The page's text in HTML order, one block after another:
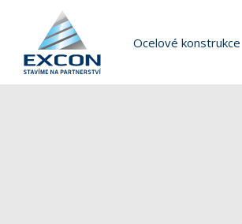
Ocelové konstrukce